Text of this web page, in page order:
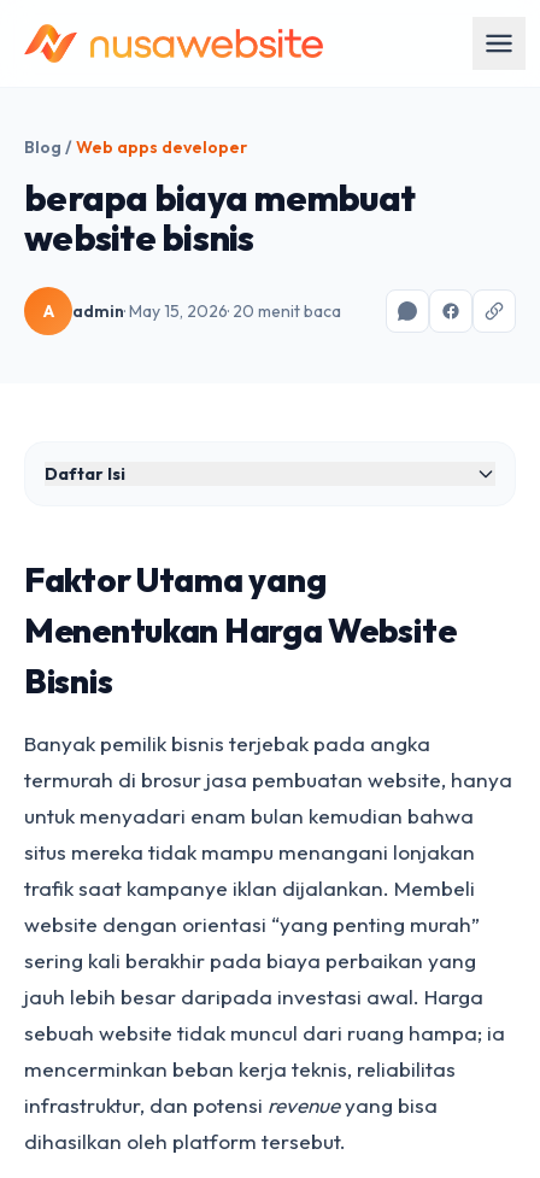
Blog /Web apps developer
berapa biaya membuat
website bisnis
A admin· May 15, 2026· 20 menit baca
Daftar Isi
Faktor Utama yang
Menentukan Harga Website
Bisnis
Banyak pemilik bisnis terjebak pada angka
termurah di brosur jasa pembuatan website, hanya
untuk menyadari enam bulan kemudian bahwa
situs mereka tidak mampu menangani lonjakan
trafik saat kampanye iklan dijalankan. Membeli
website dengan orientasi “yang penting murah”
sering kali berakhir pada biaya perbaikan yang
jauh lebih besar daripada investasi awal. Harga
sebuah website tidak muncul dari ruang hampa; ia
mencerminkan beban kerja teknis, reliabilitas
infrastruktur, dan potensi revenueyang bisa
dihasilkan oleh platform tersebut.